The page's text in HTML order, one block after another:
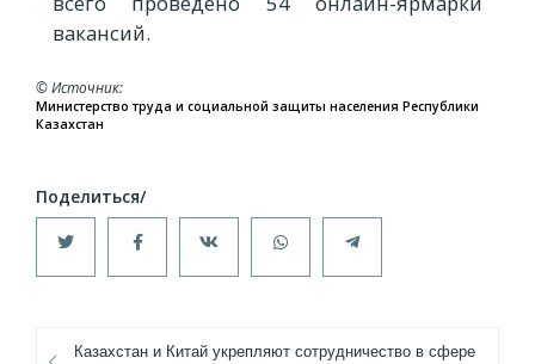
вакансий.
© Источник
Министерство труда и социальной защиты населения Республики
Казахстан
Казахстан и Китай укрепляют сотрудничество в сфере